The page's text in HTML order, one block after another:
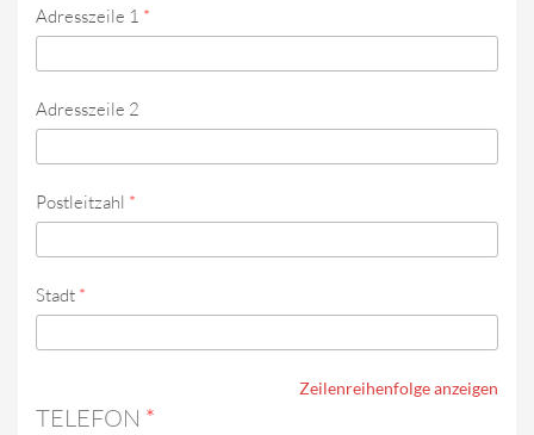
Adresszeile 1 *
Adresszeile 2
Postleitzahl *
Stadt *
Zeilenreihenfolge anzeigen
TELEFON *